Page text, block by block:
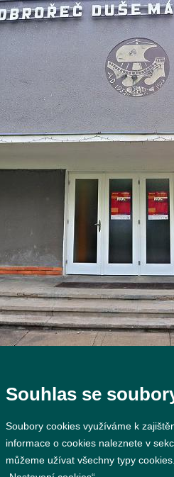
Souhlas se
Soubory cookies využíváme k
informace o cookies naleznete v
můžeme užívat všechny typy